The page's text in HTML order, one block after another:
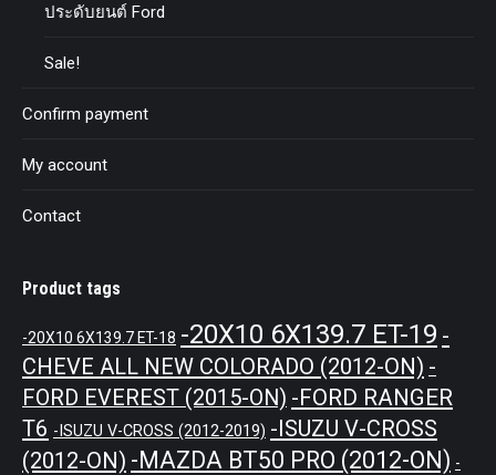
ประดับยนต์ Ford
Sale!
Confirm payment
My account
Contact
Product tags
-20X10 6X139.7 ET-18 -20X10 6X139.7 ET-19 -
CHEVE ALL NEW COLORADO (2012-ON) -
FORD EVEREST (2015-ON) -FORD RANGER
T6 -ISUZU V-CROSS (2012-2019) -ISUZU V-CROSS
(2012-ON) -MAZDA BT50 PRO (2012-ON) -